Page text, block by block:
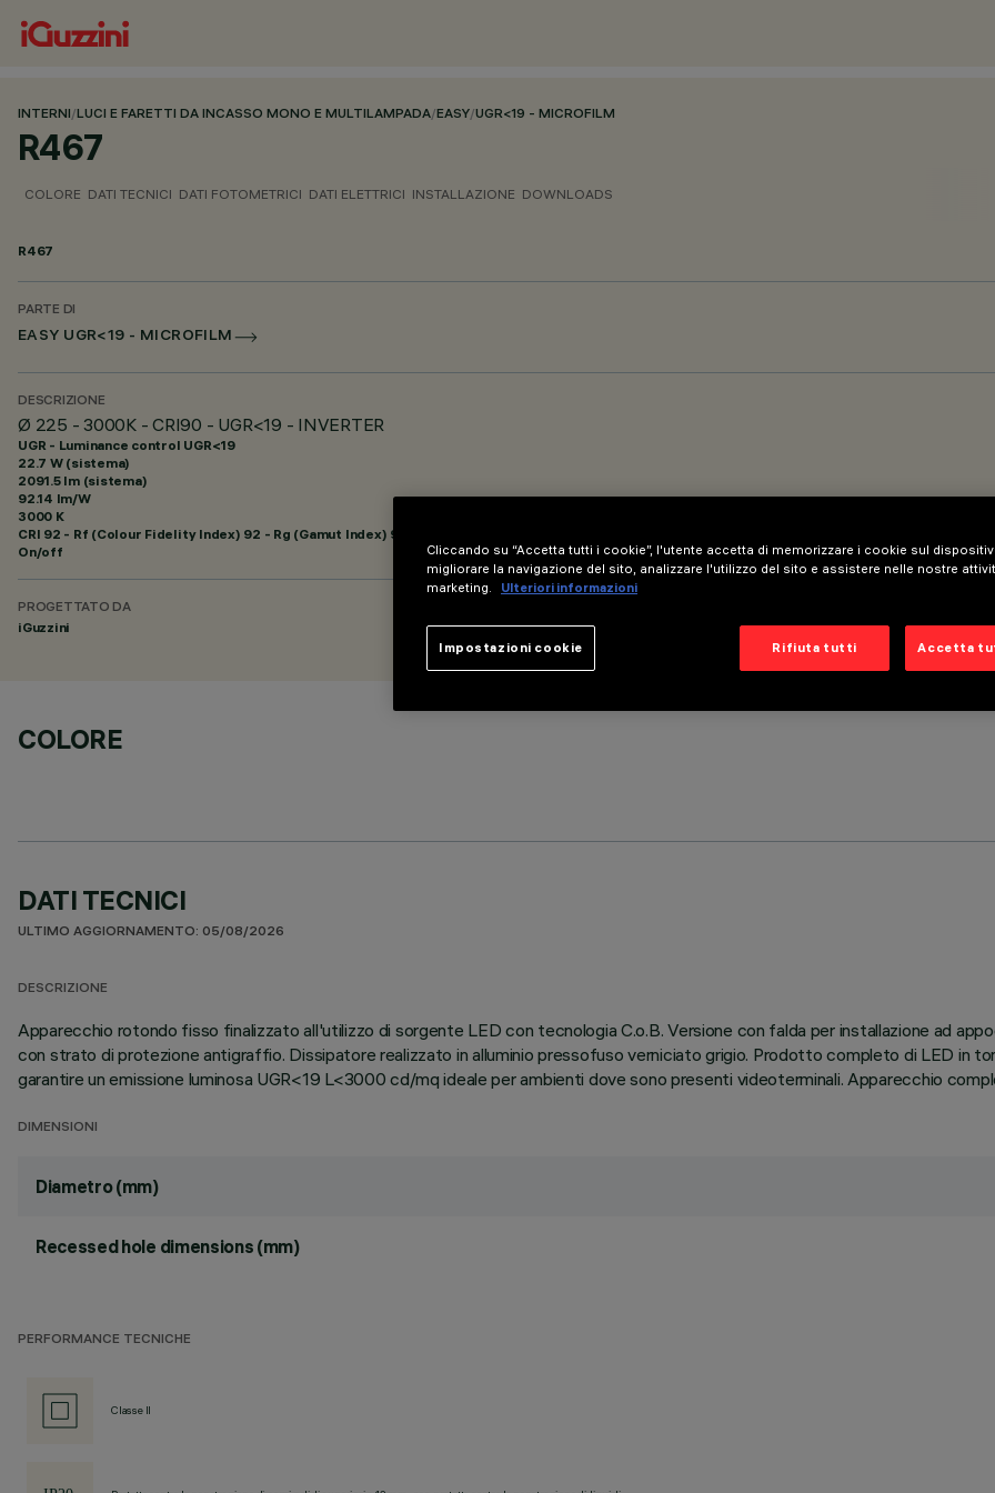
INTERNI/LUCI E FARETTI DA INCASSO MONO E MULTILAMPADA/EASY/UGR<19 - MICROFILM
R467
COLORE DATI TECNICI DATI FOTOMETRICI DATI ELETTRICI INSTALLAZIONE DOWNLOADS
R467
PARTE DI
EASY UGR<19 - MICROFILM
DESCRIZIONE
Ø 225 - 3000K - CRI90 - UGR<19 - INVERTER
UGR - Luminance control UGR<19
22.7 W (sistema)
2091.5 lm (sistema)
92.14 lm/W
3000 K
CRI 92 - Rf (Colour Fidelity Index) 92 - Rg (Gamut Index) 99
On/off
PROGETTATO DA
iGuzzini
COLORE
DATI TECNICI
ULTIMO AGGIORNAMENTO: 05/08/2026
DESCRIZIONE
Apparecchio rotondo fisso finalizzato all'utilizzo di sorgente LED con tecnologia C.o.B. Versione con falda per installazione ad
con strato di protezione antigraffio. Dissipatore realizzato in alluminio pressofuso verniciato grigio. Prodotto completo di LED in
garantire un emissione luminosa UGR<19 L<3000 cd/mq ideale per ambienti dove sono presenti videoterminali. Apparecchio
DIMENSIONI
Diametro (mm)
Recessed hole dimensions (mm)
PERFORMANCE TECNICHE
Classe II
Cliccando su “Accetta tutti i cookie”, l'utente accetta di memorizzare i cookie sul
migliorare la navigazione del sito, analizzare l'utilizzo del sito e assistere nelle nostre
marketing.
Ulteriori informazioni
Rifiuta tutti Accetta
Impostazioni cookie